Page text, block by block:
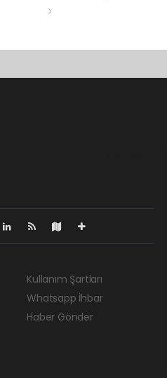
Kullanım Şartları
Whatsapp İhbar
Haber Gönder